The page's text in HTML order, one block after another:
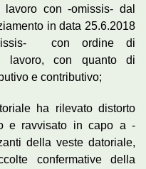
con -omissis- dal
in data 25.6.2018
con ordine di
lavoro, con quanto di
e contributivo;
ha rilevato distorto
e ravvisato in capo a -
della veste datoriale,
confermative della